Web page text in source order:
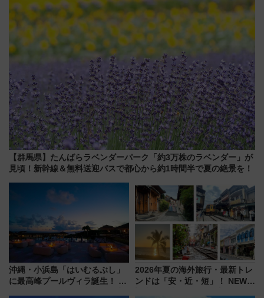
8/1～31）
【群馬県】たんばらラベンダーパーク「約3万株のラベンダー」が
見頃！新幹線＆無料送迎バスで都心から約1時間半で夏の絶景を！
沖縄・小浜島「はいむるぶし」
に最高峰プールヴィラ誕生！ 石
2026年夏の海外旅行・最新トレ
ンドは「安・近・短」！ NEWT